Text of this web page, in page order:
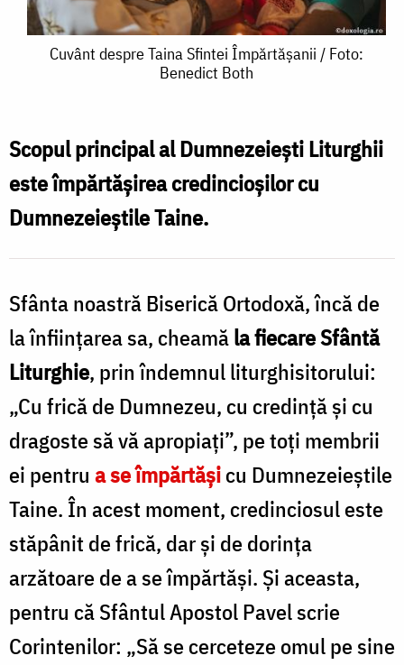
Cuvânt
Sfintei
Împărtășanii
/
Both
Cuvânt despre Taina Sfintei Împărtășanii / Foto:
Benedict Both
Scopul principal al Dumnezeiești Liturghii
este împărtășirea credincioșilor cu
Dumneze­ieștile Taine.
Sfânta noastră Biserică Ortodoxă, încă de
la înfiin­ţarea sa, cheamăla fiecare Sfântă
Liturghie, prin îndemnul liturghisitorului:
„Cu frică de Dumnezeu, cu credinţă şi cu
dragoste să vă apropiaţi”, pe toţi membrii
ei pentru a se împărtăşicu Dumnezeieştile
Taine. În acest moment, credinciosul este
stăpânit de frică, dar şi de dorinţa
arzătoare de a se împărtăşi. Şi aceasta,
pentru că Sfântul Apostol Pavel scrie
Corintenilor: „Să se cerceteze omul pe sine